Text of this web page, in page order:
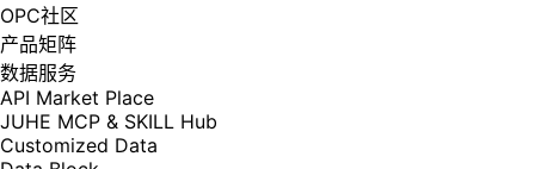
OPC社区
产品矩阵
数据服务
API Market Place
JUHE MCP & SKILL Hub
Customized Data